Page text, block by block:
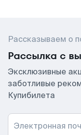
Рассказываем о
Рассылка с
Эксклюзивные
заботливые
Купибилета
Электронная